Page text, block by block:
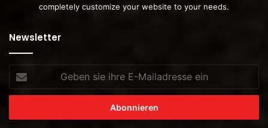
completely customize your website to your needs.
Newsletter
sie
ihre
Mailadresse